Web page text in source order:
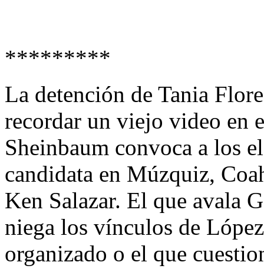
*********
La detención de Tania
recordar un viejo video en
Sheinbaum convoca a los
candidata en Múzquiz,
Ken Salazar. El que avala
niega los vínculos de
organizado o el que